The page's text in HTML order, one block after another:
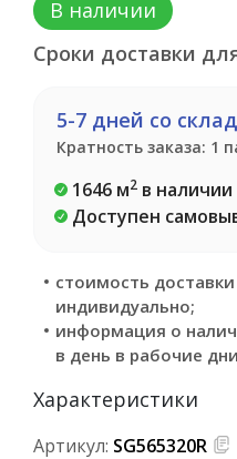
В наличии
Сроки доставки
5-7 дней со
Кратность заказа: 1
1646 м2 в наличии
Доступен
стоимость
индивидуально;
информация о
в день в рабочие
Характеристики
Артикул: SG565320R